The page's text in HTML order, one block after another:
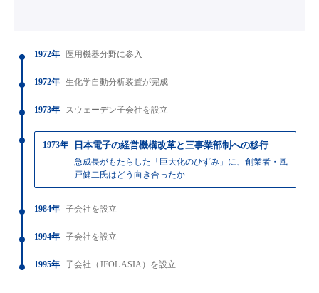
1972年 医用機器分野に参入
1972年 生化学自動分析装置が完成
1973年 スウェーデン子会社を設立
1973年 日本電子の経営機構改革と三事業部制への移行
急成長がもたらした「巨大化のひずみ」に、創業者・風
戸健二氏はどう向き合ったか
1984年 子会社を設立
1994年 子会社を設立
1995年 子会社（JEOL ASIA）を設立